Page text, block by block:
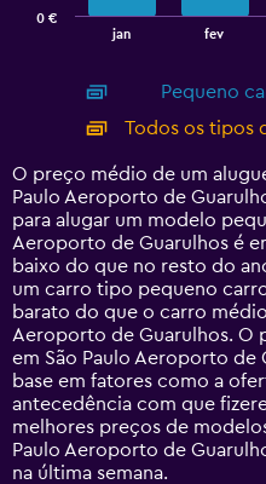
displaying
categories.
14
categories.
The
chart
has
1
Y
axis
displaying
values.
Range:
0
to
120.
jan fev
0 €
Pequeno
Todos os tipos
O preço médio de um
Paulo Aeroporto de
para alugar um modelo
Aeroporto de Guarulhos é
baixo do que no resto do
um carro tipo pequeno
barato do que o carro
Aeroporto de Guarulhos. O
em São Paulo Aeroporto de
base em fatores como a
antecedência com que
melhores preços de
Paulo Aeroporto de
na última semana.